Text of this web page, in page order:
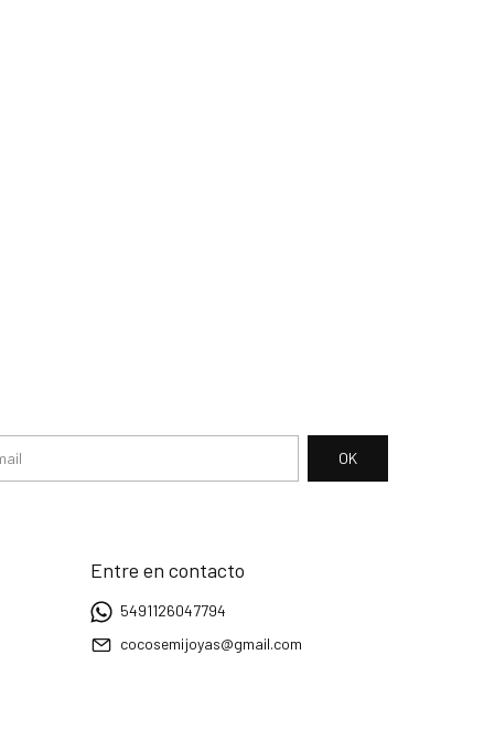
Entre en contacto
5491126047794
cocosemijoyas@gmail.com